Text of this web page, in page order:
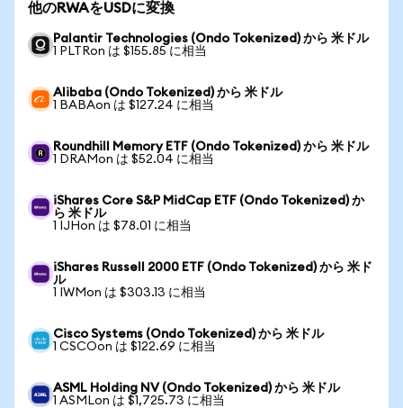
他のRWAをUSDに変換
Palantir Technologies (Ondo Tokenized) から 米ドル
1 PLTRon は $155.85 に相当
Alibaba (Ondo Tokenized) から 米ドル
1 BABAon は $127.24 に相当
Roundhill Memory ETF (Ondo Tokenized) から 米ドル
1 DRAMon は $52.04 に相当
iShares Core S&P MidCap ETF (Ondo Tokenized) か
ら 米ドル
1 IJHon は $78.01 に相当
iShares Russell 2000 ETF (Ondo Tokenized) から 米ド
ル
1 IWMon は $303.13 に相当
Cisco Systems (Ondo Tokenized) から 米ドル
1 CSCOon は $122.69 に相当
ASML Holding NV (Ondo Tokenized) から 米ドル
1 ASMLon は $1,725.73 に相当